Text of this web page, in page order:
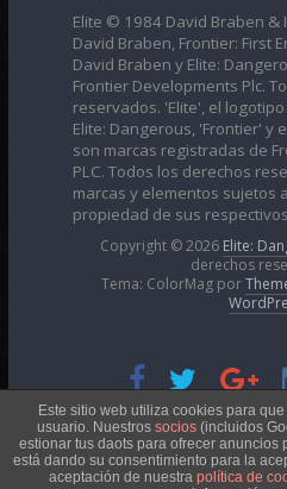
Elite © 1984 David Braben &
David Braben, Frontier: First
David Braben y Elite:
Frontier Developments Plc.
reservados. 'Elite', el
Elite: Dangerous, 'Frontier' y
son marcas registradas de
PLC. Todos los derechos
marcas y elementos sujetos
propiedad de sus
Copyright © 2026 Elite:
derechos
Tema: ColorMag por
Esta obra está bajo
Atribución-NoComercial 4.0
Este sitio web utiliza cookies para
usuario. Nuestros socios (incluidos
estionar tus daots para ofrecer
está dando su consentimiento para la
aceptación de nuestra política de